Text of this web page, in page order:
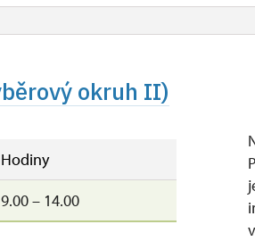
okruh II)
Hodiny
9.00 – 14.00